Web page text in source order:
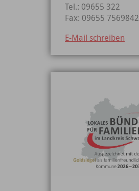
Tel.: 09655 322
Fax: 09655 7569842
E-Mail schreiben